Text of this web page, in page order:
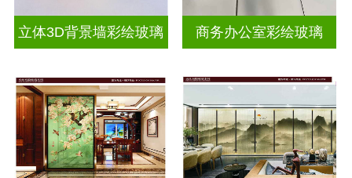
立体3D背景墙彩绘玻璃 商务办公室彩绘玻璃